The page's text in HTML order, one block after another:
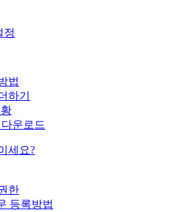
정
법
하기
운로드
세요?
한
등록방법